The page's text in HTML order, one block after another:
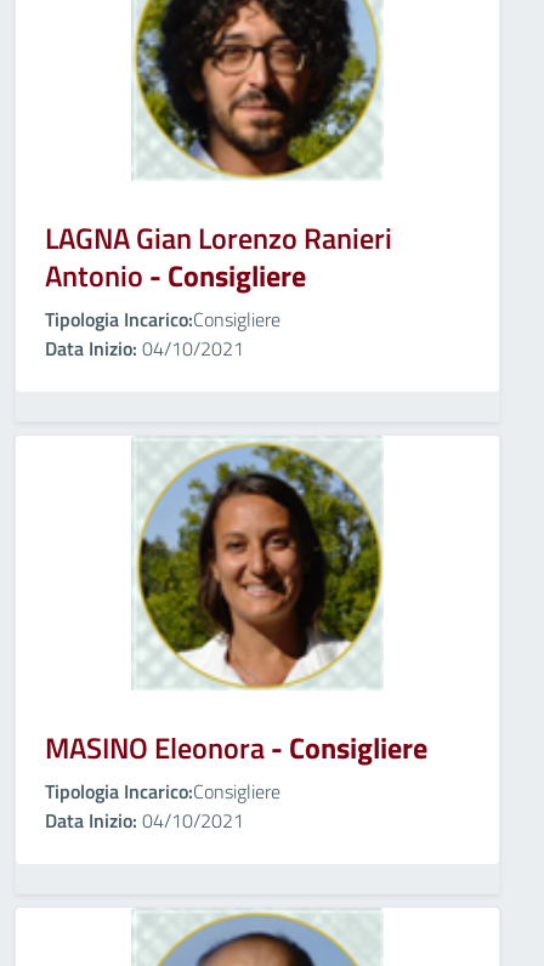
LAGNA Gian Lorenzo Ranieri
Antonio- Consigliere
Tipologia Incarico:Consigliere
Data Inizio: 04/10/2021
MASINO Eleonora- Consigliere
Tipologia Incarico:Consigliere
Data Inizio: 04/10/2021